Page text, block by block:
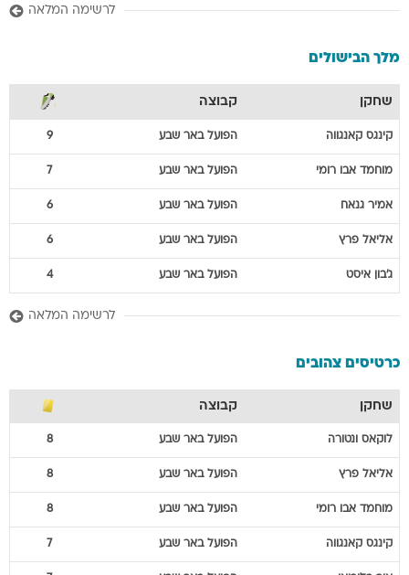
לרשימה המלאה
מלך הבישולים
שחקן קבוצה
קינגס קאנגווה הפועל באר שבע 9
מוחמד אבו רומי הפועל באר שבע 7
אמיר גנאח הפועל באר שבע 6
אליאל פרץ הפועל באר שבע 6
ג'בון איסט הפועל באר שבע 4
לרשימה המלאה
כרטיסים צהובים
שחקן קבוצה
לוקאס ונטורה הפועל באר שבע 8
אליאל פרץ הפועל באר שבע 8
מוחמד אבו רומי הפועל באר שבע 8
קינגס קאנגווה הפועל באר שבע 7